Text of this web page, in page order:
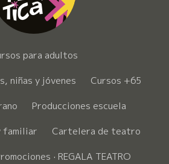
para adultos
niñas y jóvenes
Cursos +65
Producciones escuela
familiar
Cartelera de teatro
· REGALA TEATRO